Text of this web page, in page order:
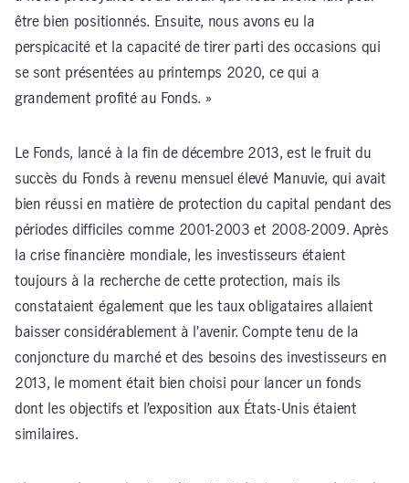
être bien positionnés. Ensuite, nous avons eu la
perspicacité et la capacité de tirer parti des occasions qui
se sont présentées au printemps 2020, ce qui a
grandement profité au Fonds. »
Le Fonds, lancé à la fin de décembre 2013, est le fruit du
succès du Fonds à revenu mensuel élevé Manuvie, qui avait
bien réussi en matière de protection du capital pendant des
périodes difficiles comme 2001-2003 et 2008-2009. Après
la crise financière mondiale, les investisseurs étaient
toujours à la recherche de cette protection, mais ils
constataient également que les taux obligataires allaient
baisser considérablement à l’avenir. Compte tenu de la
conjoncture du marché et des besoins des investisseurs en
2013, le moment était bien choisi pour lancer un fonds
dont les objectifs et l’exposition aux États-Unis étaient
similaires.